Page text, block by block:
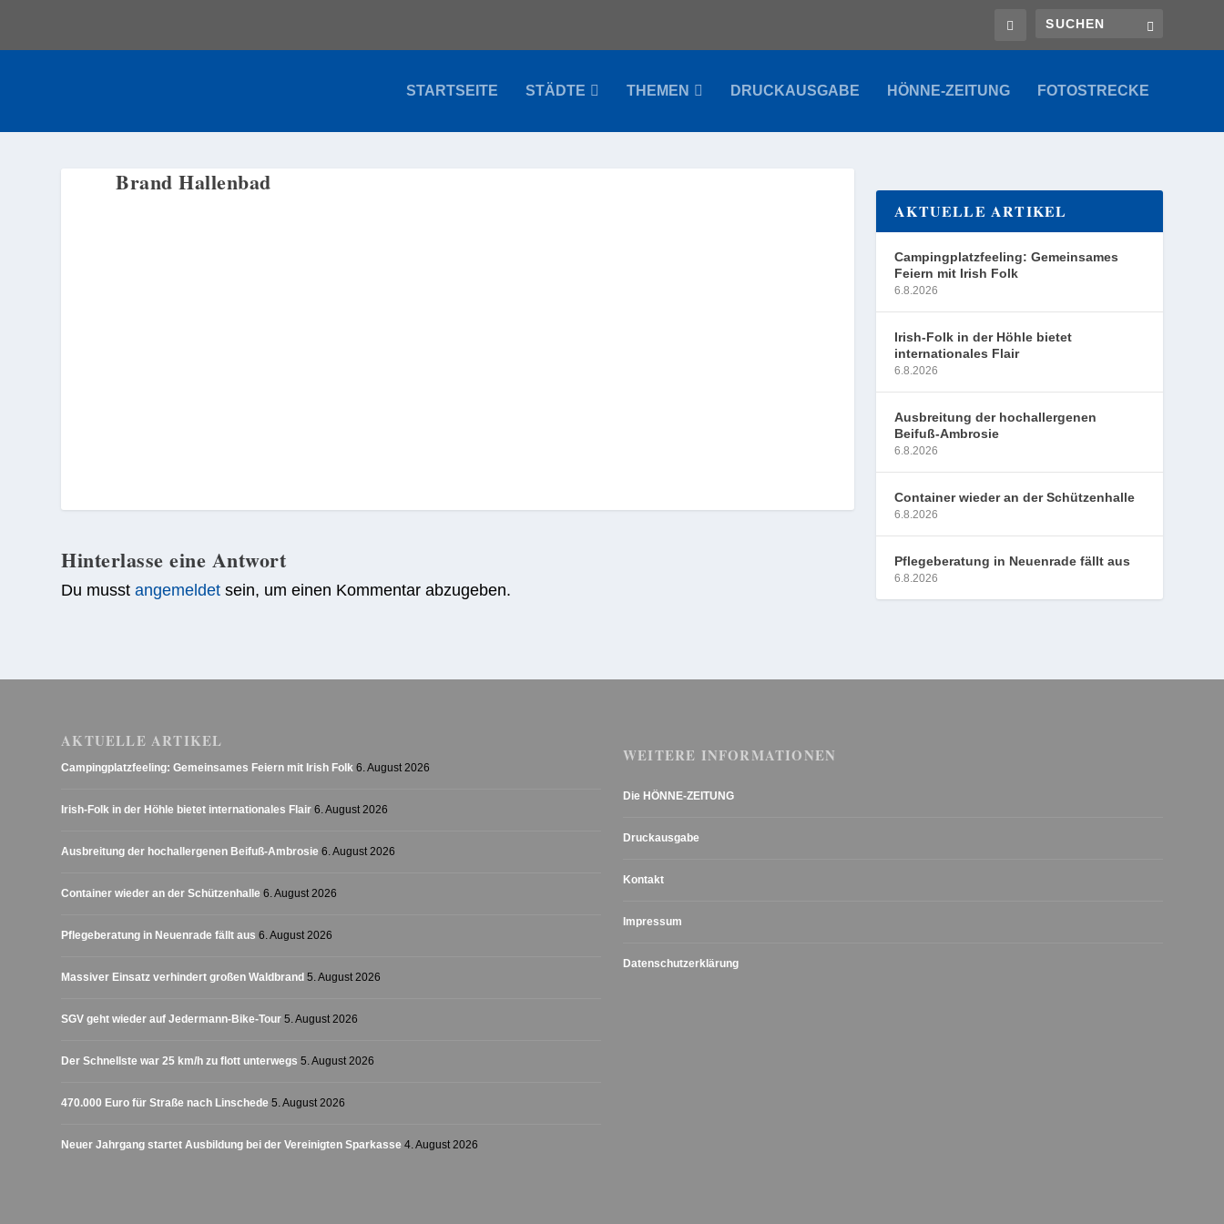
STARTSEITE STÄDTE THEMEN DRUCKAUSGABE HÖNNE-ZEITUNG FOTOSTRECKE
Brand Hallenbad
Hinterlasse eine Antwort
Du musstangemeldet sein, um einen Kommentar abzugeben.
AKTUELLE ARTIKEL
Campingplatzfeeling: Gemeinsames
Feiern mit Irish Folk
6.8.2026
Irish-Folk in der Höhle bietet
internationales Flair
6.8.2026
Ausbreitung der hochallergenen
Beifuß-Ambrosie
6.8.2026
Container wieder an der Schützenhalle
6.8.2026
Pflegeberatung in Neuenrade fällt aus
6.8.2026
AKTUELLE ARTIKEL
Campingplatzfeeling: Gemeinsames Feiern mit Irish Folk 6. August 2026
Irish-Folk in der Höhle bietet internationales Flair 6. August 2026
Ausbreitung der hochallergenen Beifuß-Ambrosie 6. August 2026
Container wieder an der Schützenhalle 6. August 2026
Pflegeberatung in Neuenrade fällt aus 6. August 2026
Massiver Einsatz verhindert großen Waldbrand 5. August 2026
SGV geht wieder auf Jedermann-Bike-Tour 5. August 2026
Der Schnellste war 25 km/h zu flott unterwegs 5. August 2026
470.000 Euro für Straße nach Linschede 5. August 2026
Neuer Jahrgang startet Ausbildung bei der Vereinigten Sparkasse 4. August 2026
WEITERE INFORMATIONEN
Die HÖNNE-ZEITUNG
Druckausgabe
Kontakt
Impressum
Datenschutzerklärung